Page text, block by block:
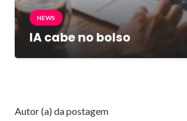
NEWS
IA cabe no bolso
Autor (a) da postagem